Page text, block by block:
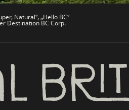
Natural“, „Hello BC“
Destination BC Corp.